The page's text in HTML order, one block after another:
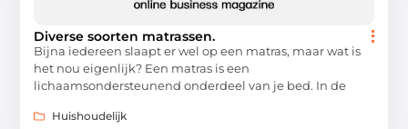
Diverse soorten matrassen.
Bijna iedereen slaapt er wel op een matras, maar wat is
het nou eigenlijk? Een matras is een
lichaamsondersteunend onderdeel van je bed. In de
Huishoudelijk